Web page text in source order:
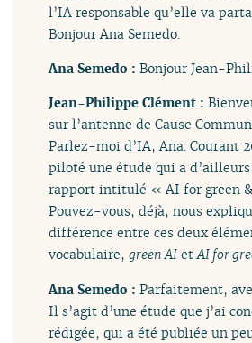
l’IA responsable qu’elle va
Bonjour Ana Semedo.
Ana Semedo :Bonjour Jean-
Jean-Philippe Clément :
sur l’antenne de Cause
Parlez-moi d’IA, Ana. Courant
piloté une étude qui a
rapport intitulé « AI for green
Pouvez-vous, déjà, nous
différence entre ces deux
vocabulaire,green AI etAI for
Ana Semedo :Parfaitement,
Il s’agit d’une étude que j’ai
rédigée, qui a été publiée un